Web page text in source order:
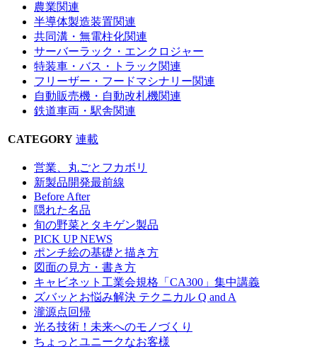
農業関連
半導体製造装置関連
共同溝・無電柱化関連
サーバーラック・エンクロジャー
特装車・バス・トラック関連
フリーザー・フードマシナリー関連
自動販売機・自動改札機関連
鉄道車両・駅舎関連
CATEGORY 連載
営業、丸ごとフカボリ
新製品開発最前線
Before After
隠れた名品
旬の野菜とタキゲン製品
PICK UP NEWS
ポンチ絵の基礎と描き方
図面の見方・書き方
キャビネット工業会規格「CA300」集中講義
ズバッとお悩み解決 テクニカル Q and A
瀧源点回帰
光る技術！未来へのモノづくり
ちょっとユニークなお客様